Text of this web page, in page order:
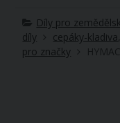
Díly pro
díly
cepáky-
pro značky